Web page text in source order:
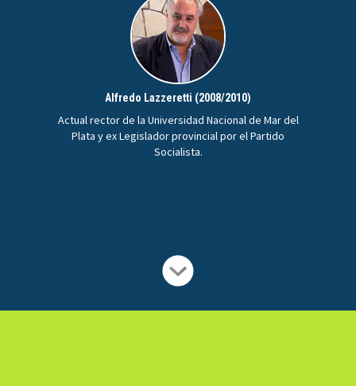
Alfredo Lazzeretti (2008/2010)
Actual rector de la Universidad Nacional de Mar del
Plata y ex Legislador provincial por el Partido
Socialista.